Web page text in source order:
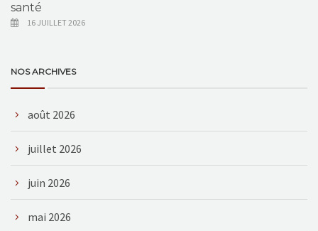
santé
16 JUILLET 2026
NOS ARCHIVES
août 2026
juillet 2026
juin 2026
mai 2026